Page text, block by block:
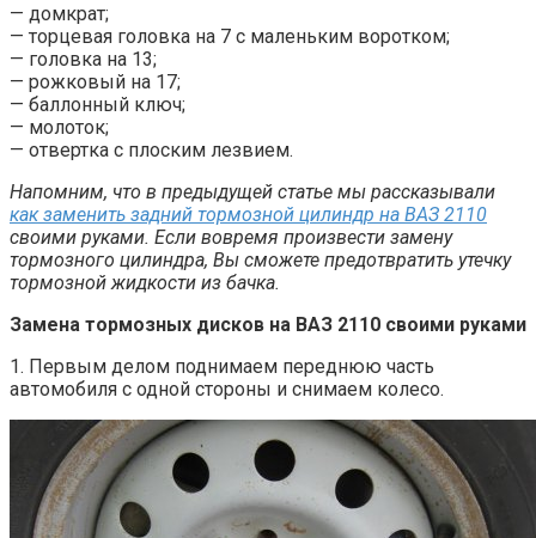
— домкрат;
— торцевая головка на 7 с маленьким воротком;
— головка на 13;
— рожковый на 17;
— баллонный ключ;
— молоток;
— отвертка с плоским лезвием.
Напомним, что в предыдущей статье мы рассказывали
как заменить задний тормозной цилиндр на ВАЗ 2110
своими руками. Если вовремя произвести замену
тормозного цилиндра, Вы сможете предотвратить утечку
тормозной жидкости из бачка.
Замена тормозных дисков на ВАЗ 2110 своими руками
1. Первым делом поднимаем переднюю часть
автомобиля с одной стороны и снимаем колесо.